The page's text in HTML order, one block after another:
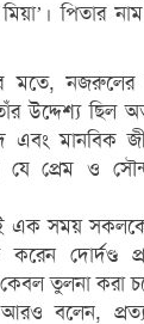
পিতার
মতে, নজরুলের
উদ্দেশ্য ছিল
এবং মানবিক
যে প্রেম ও
সময় সকলকে
করেন দোর্দণ্ড
তুলনা করা
বলেন,